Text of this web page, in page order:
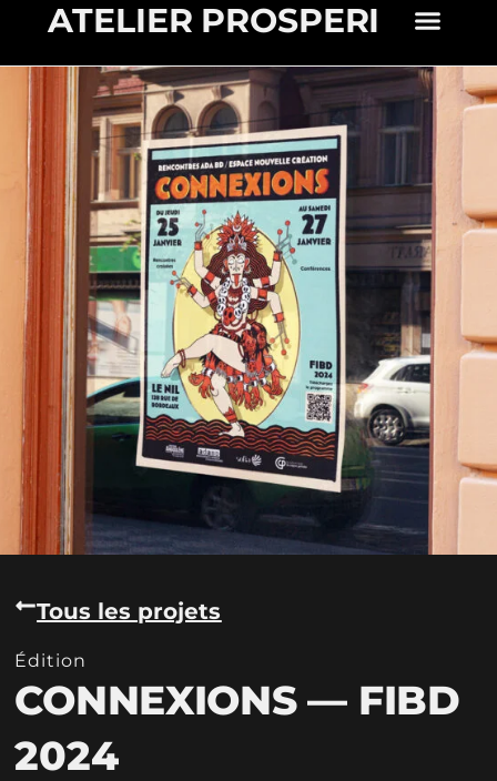
ATELIER PROSPERI
Tous les projets
Édition
CONNEXIONS — FIBD
2024